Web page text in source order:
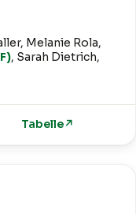
Melanie Rola,
, Sarah Dietrich,
Tabelle↗